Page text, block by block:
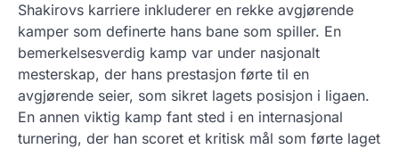
Shakirovs karriere inkluderer en rekke avgjørende
kamper som definerte hans bane som spiller. En
bemerkelsesverdig kamp var under nasjonalt
mesterskap, der hans prestasjon førte til en
avgjørende seier, som sikret lagets posisjon i ligaen.
En annen viktig kamp fant sted i en internasjonal
turnering, der han scoret et kritisk mål som førte laget